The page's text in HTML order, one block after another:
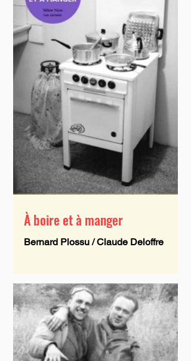
À boire et à manger
Bernard Plossu / Claude Deloffre